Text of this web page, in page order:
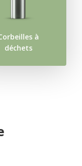
à
déchets